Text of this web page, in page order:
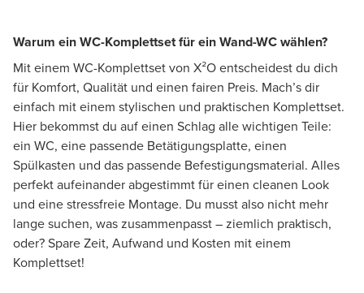
Warum ein WC-Komplettset für ein Wand-WC wählen?
Mit einem WC-Komplettset von X²O entscheidest du dich
für Komfort, Qualität und einen fairen Preis. Mach’s dir
einfach mit einem stylischen und praktischen Komplettset.
Hier bekommst du auf einen Schlag alle wichtigen Teile:
ein WC, eine passende Betätigungsplatte, einen
Spülkasten und das passende Befestigungsmaterial. Alles
perfekt aufeinander abgestimmt für einen cleanen Look
und eine stressfreie Montage. Du musst also nicht mehr
lange suchen, was zusammenpasst – ziemlich praktisch,
oder? Spare Zeit, Aufwand und Kosten mit einem
Komplettset!